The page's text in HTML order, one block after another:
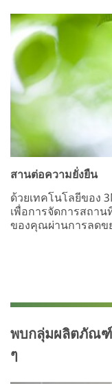
สานต่อความยั่งยืน
ด้วยเทคโนโลยีของ
เพื่อการจัดการสถา
ของคุณผ่านการลดข
พบกลุ่มผลิตภัณ
ๆ